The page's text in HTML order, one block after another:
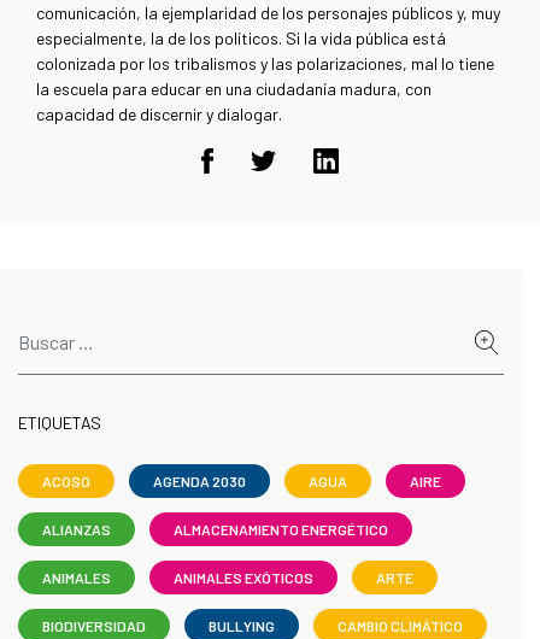
comunicación, la ejemplaridad de los personajes públicos y, muy
especialmente, la de los políticos. Si la vida pública está
colonizada por los tribalismos y las polarizaciones, mal lo tiene
la escuela para educar en una ciudadanía madura, con
capacidad de discernir y dialogar.
ETIQUETAS
ACOSO AGENDA 2030 AGUA AIRE
ALIANZAS ALMACENAMIENTO ENERGÉTICO
ANIMALES ANIMALES EXÓTICOS ARTE
BIODIVERSIDAD BULLYING CAMBIO CLIMÁTICO